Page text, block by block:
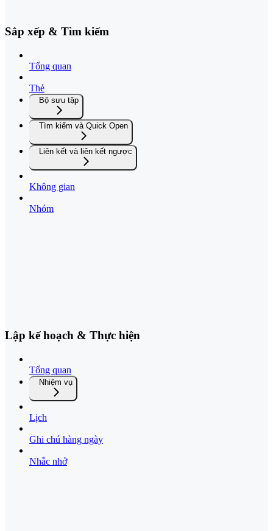
Sắp xếp & Tìm kiếm
Tổng quan
Thẻ
Bộ sưu tập
Tìm kiếm và Quick Open
Liên kết và liên kết ngược
Không gian
Nhóm
Lập kế hoạch & Thực hiện
Tổng quan
Nhiệm vụ
Lịch
Ghi chú hàng ngày
Nhắc nhở